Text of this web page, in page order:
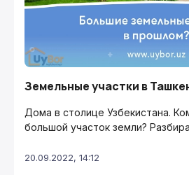
Земельные участки в
Дома в столице Узбекистана.
большой участок земли?
20.09.2022, 14:12